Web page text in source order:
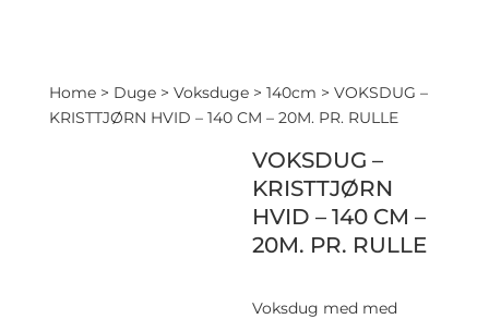
Home> Duge> Voksduge> 140cm > VOKSDUG –
KRISTTJØRN HVID – 140 CM – 20M. PR. RULLE
VOKSDUG –
KRISTTJØRN
HVID – 140 CM –
20M. PR. RULLE
Voksdug med med